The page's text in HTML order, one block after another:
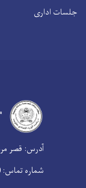
جلسات اداری
آدرس: قصر
شماره تماس: 0202107500